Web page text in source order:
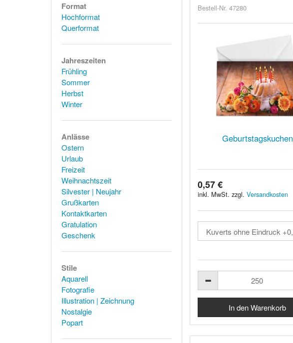
Bestell-Nr. 47280
Geburtstagskuchen
0,57 €
inkl. MwSt. zzgl. Versandkosten
Format
Hochformat
Querformat
Jahreszeiten
Frühling
Sommer
Herbst
Winter
Anlässe
Ostern
Urlaub
Freizeit
Weihnachtszeit
Silvester | Neujahr
Grußkarten
Kontaktkarten
Gratulation
Geschenk
Stile
Aquarell
Fotografie
Illustration | Zeichnung
Nostalgie
Popart